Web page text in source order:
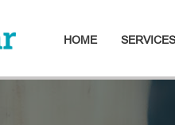
HOME SERVICES